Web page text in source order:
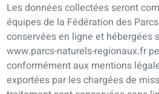
Les données collectées seront
équipes de la Fédération des
conservées en ligne et hébergées
www.parcs-naturels-regionaux.fr
conformément aux mentions
exportées par les chargées de